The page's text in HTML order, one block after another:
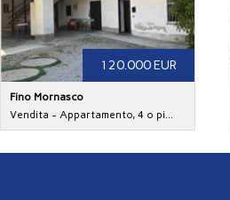
120.000 EUR
Fino Mornasco
Vendita - Appartamento, 4 o pi...